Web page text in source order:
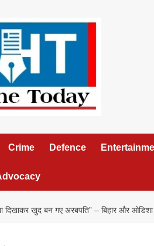
Crime Defence
दिखाकर खुद बन गए अरबपति” – बिहार और ओडिशा